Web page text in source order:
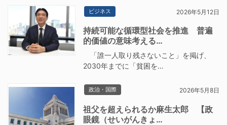
ビジネス 2026年5月12日
持続可能な循環型社会を推進 普遍
的価値の意味考える…
「誰一人取り残さないこと」を掲げ、
2030年までに「貧困を…
政治・国際 2026年5月8日
祖父を超えられるか麻生太郎 【政
眼鏡（せいがんきょ…